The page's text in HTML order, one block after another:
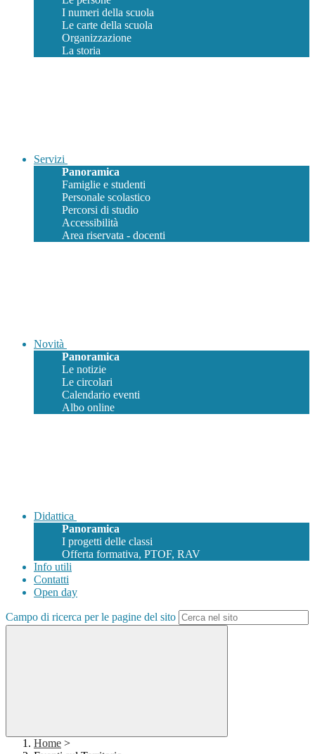
I numeri della scuola
Le carte della scuola
Organizzazione
La storia
Servizi
Panoramica
Famiglie e studenti
Personale scolastico
Percorsi di studio
Accessibilità
Area riservata - docenti
Novità
Panoramica
Le notizie
Le circolari
Calendario eventi
Albo online
Didattica
Panoramica
I progetti delle classi
Offerta formativa, PTOF, RAV
Info utili
Contatti
Open day
Campo di ricerca per le pagine del sito
Home >